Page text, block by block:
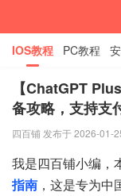
国
IOS教程 PC教程
【ChatGPT
备攻略，支持支
四百铺 发布于 2026-01-
我是四百铺小编，
指南 ，这是专为中